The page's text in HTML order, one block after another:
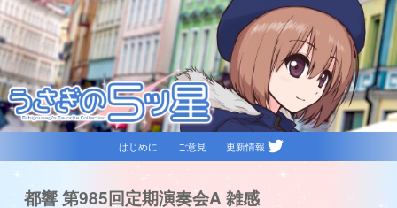
はじめに ご意見 更新情報
都響 第985回定期演奏会A 雑感